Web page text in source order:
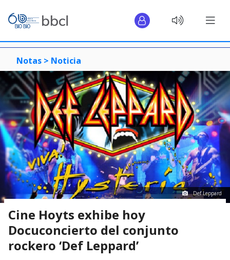
Notas > Noticia
Def Leppard
Cine Hoyts exhibe hoy
Docuconcierto del conjunto
rockero ‘Def Leppard’